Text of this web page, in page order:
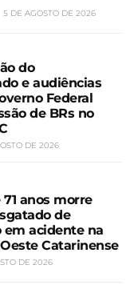
5 DE AGOSTO DE 2026
do
e audiências
Federal
de BRs no
DE 2026
anos morre
de
em acidente na
Catarinense
DE 2026